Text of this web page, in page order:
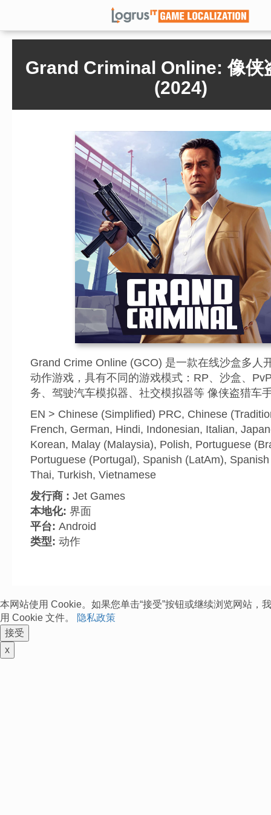
Grand Criminal Online: 像侠
(2024)
Grand Crime Online (GCO) 是一款在线沙盒多人
动作游戏，具有不同的游戏模式：RP、沙盒、
务、驾驶汽车模拟器、社交模拟器等 像侠盗猎车
EN > Chinese (Simplified) PRC, Chinese
French, German, Hindi, Indonesian, Italian,
Korean, Malay (Malaysia), Polish, Portuguese
Portuguese (Portugal), Spanish (LatAm),
Thai, Turkish, Vietnamese
发行商 : Jet Games
本地化: 界面
平台: Android
类型: 动作
本网站使用 Cookie。如果您单击“接受”按钮或继续浏览网站，
用 Cookie 文件。
隐私政策
接受
x